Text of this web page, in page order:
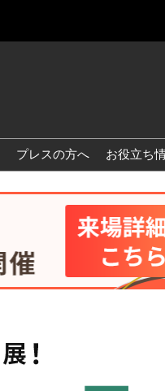
简
繁
한
로
プレスの方へ お役立ち